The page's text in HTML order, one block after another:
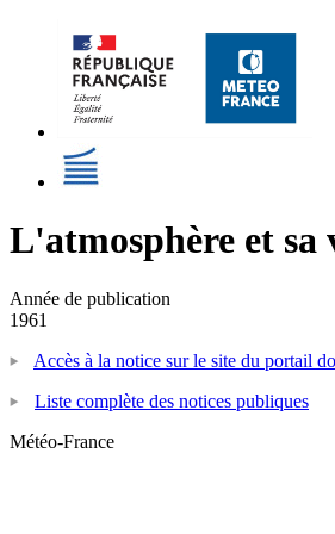
L'atmosphère et sa
Année de publication
1961
Accès à la notice sur le site du portail
Liste complète des notices publiques
Météo-France